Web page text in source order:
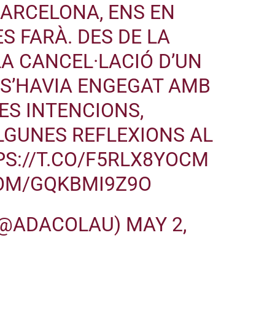
ENS EN
FARÀ. DES DE LA
CANCEL·LACIÓ D’UN
ENGEGAT AMB
INTENCIONS,
REFLEXIONS AL
T.CO/F5RLX8YOCM
GQKBMI9Z9O
MAY 2,